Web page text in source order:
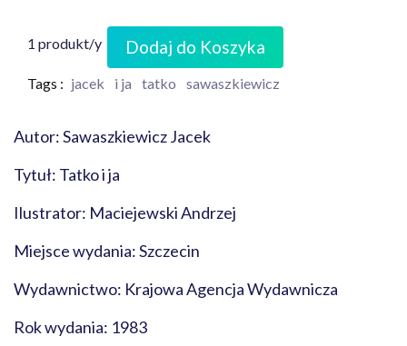
1 produkt/y Dodaj do Koszyka
Tags : jacek i ja tatko sawaszkiewicz
Autor: Sawaszkiewicz Jacek
Tytuł: Tatko i ja
Ilustrator: Maciejewski Andrzej
Miejsce wydania: Szczecin
Wydawnictwo: Krajowa Agencja Wydawnicza
Rok wydania: 1983